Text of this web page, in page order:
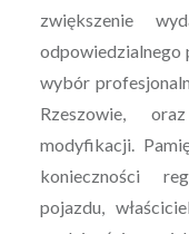
zwiększenie
odpowiedzialnego
wybór
Rzeszowie,
modyfikacji.
konieczności
pojazdu,